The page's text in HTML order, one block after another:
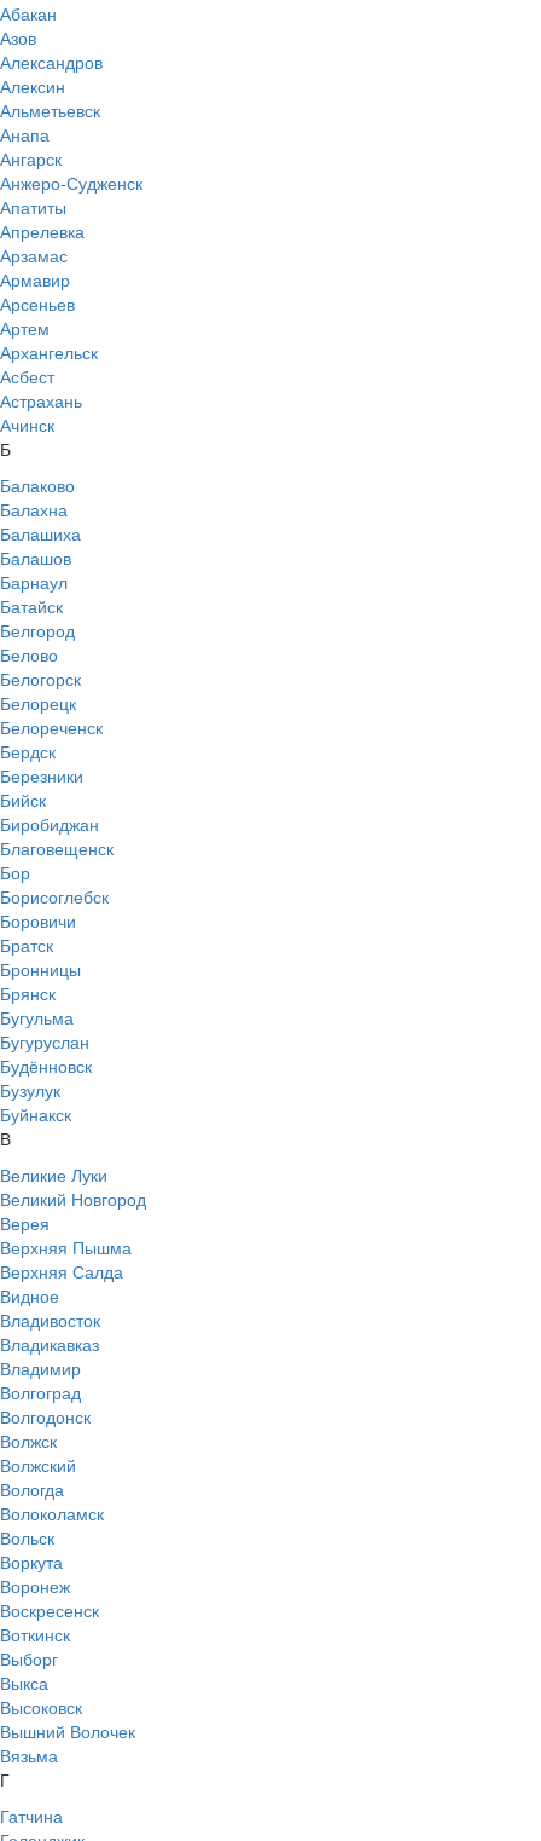
Абакан
Азов
Александров
Алексин
Альметьевск
Анапа
Ангарск
Анжеро-Судженск
Апатиты
Апрелевка
Арзамас
Армавир
Арсеньев
Артем
Архангельск
Асбест
Астрахань
Ачинск
Б
Балаково
Балахна
Балашиха
Балашов
Барнаул
Батайск
Белгород
Белово
Белогорск
Белорецк
Белореченск
Бердск
Березники
Бийск
Биробиджан
Благовещенск
Бор
Борисоглебск
Боровичи
Братск
Бронницы
Брянск
Бугульма
Бугуруслан
Будённовск
Бузулук
Буйнакск
В
Великие Луки
Великий Новгород
Верея
Верхняя Пышма
Верхняя Салда
Видное
Владивосток
Владикавказ
Владимир
Волгоград
Волгодонск
Волжск
Волжский
Вологда
Волоколамск
Вольск
Воркута
Воронеж
Воскресенск
Воткинск
Выборг
Выкса
Высоковск
Вышний Волочек
Вязьма
Г
Гатчина